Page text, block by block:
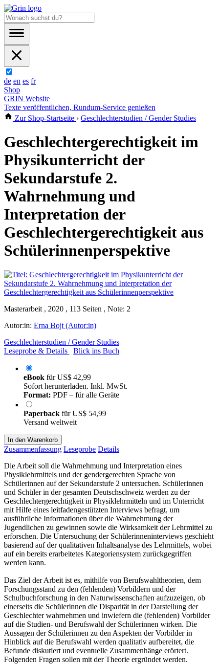
de en es fr
Shop
GRIN Website
Texte veröffentlichen, Rundum-Service genießen
Zur Shop-Startseite › Geschlechterstudien / Gender Studies
Geschlechtergerechtigkeit im
Physikunterricht der
Sekundarstufe 2.
Wahrnehmung und
Interpretation der
Geschlechtergerechtigkeit aus
Schülerinnenperspektive
Masterarbeit , 2020 , 113 Seiten , Note: 2
Autor:in: Erna Bojt (Autor:in)
Geschlechterstudien / Gender Studies
Leseprobe & Details
Blick ins Buch
eBook fürUS$ 42,99
Sofort herunterladen. Inkl. MwSt.
Format: PDF – für alle Geräte
Paperback fürUS$ 54,99
Versand weltweit
In den Warenkorb
Zusammenfassung Leseprobe Details
Die Arbeit soll die Wahrnehmung und Interpretation eines
Physiklehrmittels und der gendergerechten Sprache von
Schülerinnen auf der Sekundarstufe 2 untersuchen. Schülerinnen
und Schüler in der gesamten Deutschschweiz werden zu der
Geschlechtergerechtigkeit in Physiklehrmitteln und im Unterricht
mit Hilfe eines leitfadengestützten Interviews befragt, um
ausführliche Informationen über die Wahrnehmung der
Jugendlichen zu gewinnen sowie die Wirksamkeit der Lehrmittel zu
erforschen. Die Untersuchung der Schülerinneninterviews geschieht
basierend auf der qualitativen Inhaltsanalyse des Lehrmittels, wobei
auf ein bereits erarbeitetes Kategoriensystem zurückgegriffen
werden kann.
Das Ziel der Arbeit ist es, mithilfe von Berufswahltheorien, dem
Forschungsstand zu den (fehlenden) Vorbildern und der
Schulbuchforschung in den Naturwissenschaften aufzuzeigen, ob
einerseits die Schülerinnen die Disparität in der Darstellung der
Geschlechter wahrnehmen und inwiefern die (fehlenden) Vorbilder
auf die Studien- und Berufswahl der Schülerinnen wirken. Die
Aussagen der Schülerinnen zu den Aspekten der Vorbilder in
Hinblick auf die Berufswahl werden qualitativ aufbereitet, die
Befunde diskutiert und eventuelle Zusammenhänge erörtert.
Folgenden Fragen sollen mit der Theorie ergründet werden.